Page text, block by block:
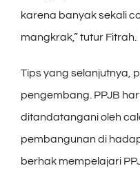
karena banyak sekali
mangkrak,” tutur Fitrah.
Tips yang selanjutnya,
pengembang. PPJB
ditandatangani oleh
pembangunan di
berhak mempelajari